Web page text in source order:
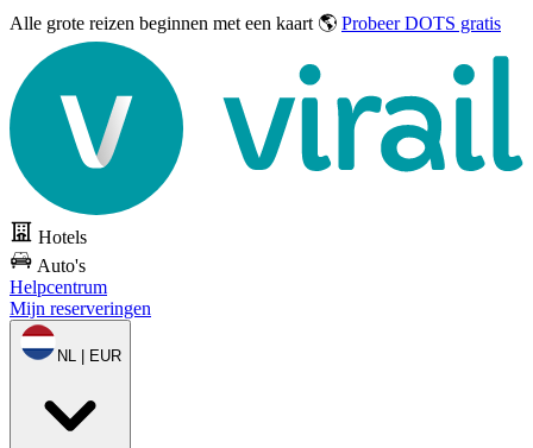
Alle grote reizen beginnen met een kaart 🌎 Probeer DOTS gratis
Hotels
Auto's
Helpcentrum
Mijn reserveringen
NL | EUR